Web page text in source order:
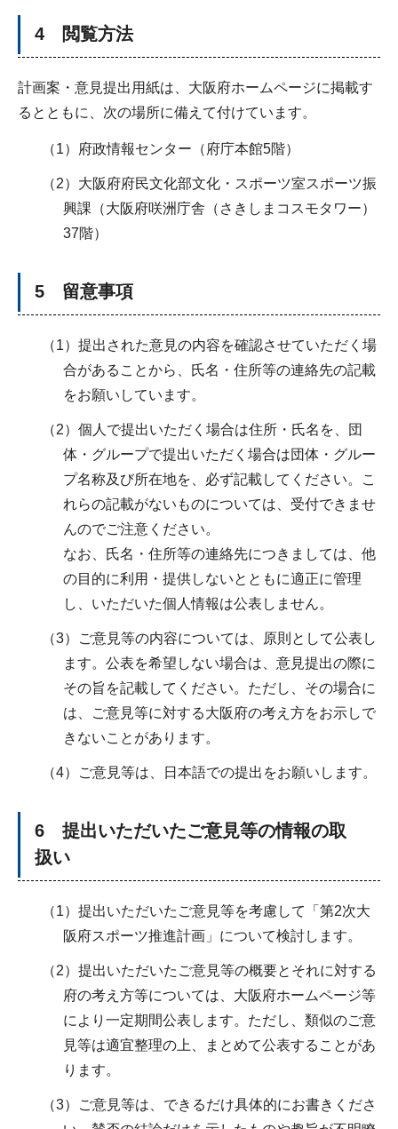
4 閲覧方法
計画案・意見提出用紙は、大阪府ホームページに掲載す
るとともに、次の場所に備えて付けています。
（1）府政情報センター（府庁本館5階）
（2）大阪府府民文化部文化・スポーツ室スポーツ振
興課（大阪府咲洲庁舎（さきしまコスモタワー）
37階）
5 留意事項
（1）提出された意見の内容を確認させていただく場
合があることから、氏名・住所等の連絡先の記載
をお願いしています。
（2）個人で提出いただく場合は住所・氏名を、団
体・グループで提出いただく場合は団体・グルー
プ名称及び所在地を、必ず記載してください。こ
れらの記載がないものについては、受付できませ
んのでご注意ください。
なお、氏名・住所等の連絡先につきましては、他
の目的に利用・提供しないとともに適正に管理
し、いただいた個人情報は公表しません。
（3）ご意見等の内容については、原則として公表し
ます。公表を希望しない場合は、意見提出の際に
その旨を記載してください。ただし、その場合に
は、ご意見等に対する大阪府の考え方をお示しで
きないことがあります。
（4）ご意見等は、日本語での提出をお願いします。
6 提出いただいたご意見等の情報の取
扱い
（1）提出いただいたご意見等を考慮して「第2次大
阪府スポーツ推進計画」について検討します。
（2）提出いただいたご意見等の概要とそれに対する
府の考え方等については、大阪府ホームページ等
により一定期間公表します。ただし、類似のご意
見等は適宜整理の上、まとめて公表することがあ
ります。
（3）ご意見等は、できるだけ具体的にお書きくださ